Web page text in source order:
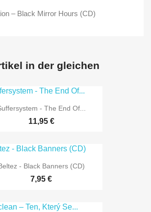
‎– Black Mirror Hours (CD)
in der gleichen
- The End Of...
11,95 €
- Black Banners (CD)
7,95 €